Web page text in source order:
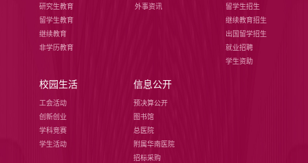
研究生教育
留学生教育
继续教育
非学历教育
外事资讯
留学生招生
继续教育招生
出国留学招生
就业招聘
学生资助
校园生活
工会活动
创新创业
学科竞赛
学生活动
信息公开
预决算公开
图书馆
总医院
附属华南医院
招标采购